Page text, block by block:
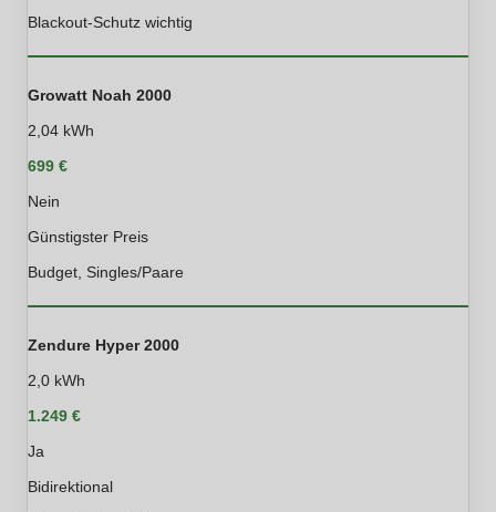
Blackout-Schutz wichtig
Growatt Noah 2000
2,04 kWh
699 €
Nein
Günstigster Preis
Budget, Singles/Paare
Zendure Hyper 2000
2,0 kWh
1.249 €
Ja
Bidirektional